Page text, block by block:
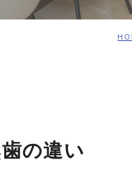
の違い